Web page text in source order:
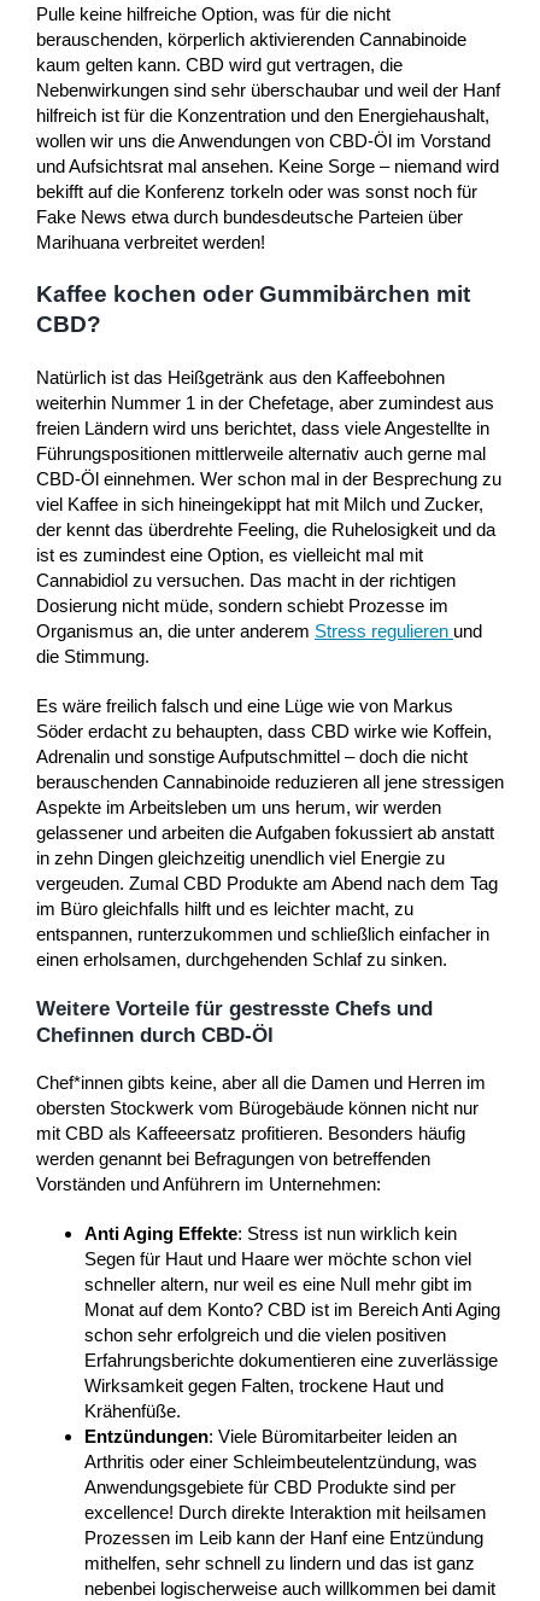
Pulle keine hilfreiche Option, was für die nicht
berauschenden, körperlich aktivierenden Cannabinoide
kaum gelten kann. CBD wird gut vertragen, die
Nebenwirkungen sind sehr überschaubar und weil der Hanf
hilfreich ist für die Konzentration und den Energiehaushalt,
wollen wir uns die Anwendungen von CBD-Öl im Vorstand
und Aufsichtsrat mal ansehen. Keine Sorge – niemand wird
bekifft auf die Konferenz torkeln oder was sonst noch für
Fake News etwa durch bundesdeutsche Parteien über
Marihuana verbreitet werden!
Kaffee kochen oder Gummibärchen mit
CBD?
Natürlich ist das Heißgetränk aus den Kaffeebohnen
weiterhin Nummer 1 in der Chefetage, aber zumindest aus
freien Ländern wird uns berichtet, dass viele Angestellte in
Führungspositionen mittlerweile alternativ auch gerne mal
CBD-Öl einnehmen. Wer schon mal in der Besprechung zu
viel Kaffee in sich hineingekippt hat mit Milch und Zucker,
der kennt das überdrehte Feeling, die Ruhelosigkeit und da
ist es zumindest eine Option, es vielleicht mal mit
Cannabidiol zu versuchen. Das macht in der richtigen
Dosierung nicht müde, sondern schiebt Prozesse im
Organismus an, die unter anderem Stress regulieren und
die Stimmung.
Es wäre freilich falsch und eine Lüge wie von Markus
Söder erdacht zu behaupten, dass CBD wirke wie Koffein,
Adrenalin und sonstige Aufputschmittel – doch die nicht
berauschenden Cannabinoide reduzieren all jene stressigen
Aspekte im Arbeitsleben um uns herum, wir werden
gelassener und arbeiten die Aufgaben fokussiert ab anstatt
in zehn Dingen gleichzeitig unendlich viel Energie zu
vergeuden. Zumal CBD Produkte am Abend nach dem Tag
im Büro gleichfalls hilft und es leichter macht, zu
entspannen, runterzukommen und schließlich einfacher in
einen erholsamen, durchgehenden Schlaf zu sinken.
Weitere Vorteile für gestresste Chefs und
Chefinnen durch CBD-Öl
Chef*innen gibts keine, aber all die Damen und Herren im
obersten Stockwerk vom Bürogebäude können nicht nur
mit CBD als Kaffeeersatz profitieren. Besonders häufig
werden genannt bei Befragungen von betreffenden
Vorständen und Anführern im Unternehmen:
Anti Aging Effekte: Stress ist nun wirklich kein
Segen für Haut und Haare wer möchte schon viel
schneller altern, nur weil es eine Null mehr gibt im
Monat auf dem Konto? CBD ist im Bereich Anti Aging
schon sehr erfolgreich und die vielen positiven
Erfahrungsberichte dokumentieren eine zuverlässige
Wirksamkeit gegen Falten, trockene Haut und
Krähenfüße.
Entzündungen: Viele Büromitarbeiter leiden an
Arthritis oder einer Schleimbeutelentzündung, was
Anwendungsgebiete für CBD Produkte sind per
excellence! Durch direkte Interaktion mit heilsamen
Prozessen im Leib kann der Hanf eine Entzündung
mithelfen, sehr schnell zu lindern und das ist ganz
nebenbei logischerweise auch willkommen bei damit